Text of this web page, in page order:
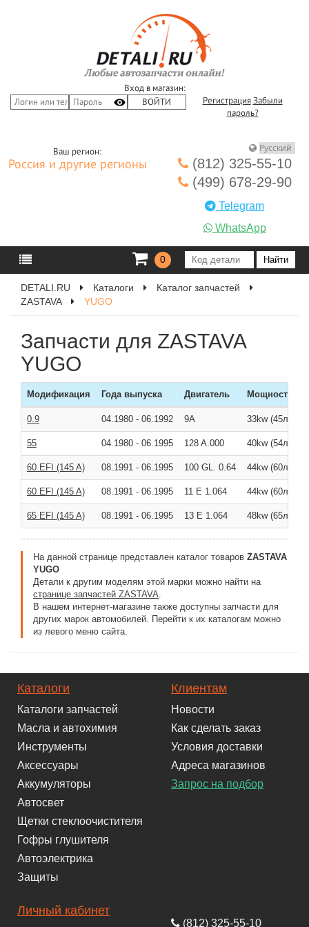
Вход в магазин:
Регистрация Забыли
пароль?
Ваш регион:
Россия и другие регионы
(812) 325-55-10
(499) 678-29-90
Telegram
WhatsApp
0
DETALI.RU Каталоги
Каталог запчастей
ZASTAVA
YUGO
Запчасти для ZASTAVA
YUGO
Модификация Года выпуска Двигатель Мощность
0.9 04.1980 - 06.1992 9A 33kw (45л/с )
55 04.1980 - 06.1995 128 A.000 40kw (54л/с )
60 EFI (145 A) 08.1991 - 06.1995 100 GL. 0.64 44kw (60л/с )
60 EFI (145 A) 08.1991 - 06.1995 11 E 1.064 44kw (60л/с )
65 EFI (145 A) 08.1991 - 06.1995 13 E 1.064 48kw (65л/с )
На данной странице представлен каталог товаров ZASTAVA
YUGO
Детали к другим моделям этой марки можно найти на
странице запчастей ZASTAVA.
В нашем интернет-магазине также доступны запчасти для
других марок автомобилей. Перейти к их каталогам можно
из левого меню сайта.
Каталоги
Каталоги запчастей
Масла и автохимия
Инструменты
Аксессуары
Аккумуляторы
Автосвет
Щетки стеклоочистителя
Гофры глушителя
Автоэлектрика
Защиты
Клиентам
Новости
Как сделать заказ
Условия доставки
Адреса магазинов
Запрос на подбор
Личный кабинет
(812) 325-55-10